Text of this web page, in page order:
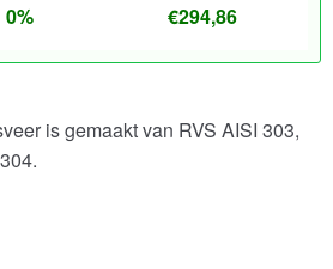
0% €294,86
is gemaakt van RVS AISI 303,